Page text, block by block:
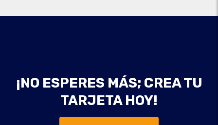
¡NO ESPERES MÁS; CREA TU
TARJETA HOY!